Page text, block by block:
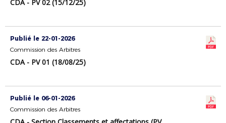
CDA - PV 02 (15/12/25)
Publié le 22-01-2026
Commission des Arbitres
CDA - PV 01 (18/08/25)
Publié le 06-01-2026
Commission des Arbitres